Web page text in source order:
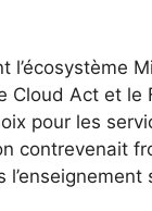
Act et le
pour les
contrevenait